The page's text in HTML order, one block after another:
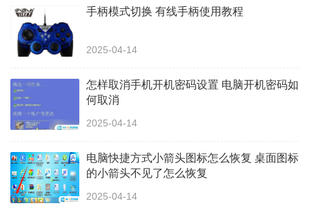
手柄模式切换 有线手柄使用教程
2025-04-14
怎样取消手机开机密码设置 电脑开机密码如
何取消
2025-04-14
电脑快捷方式小箭头图标怎么恢复 桌面图标
的小箭头不见了怎么恢复
2025-04-14